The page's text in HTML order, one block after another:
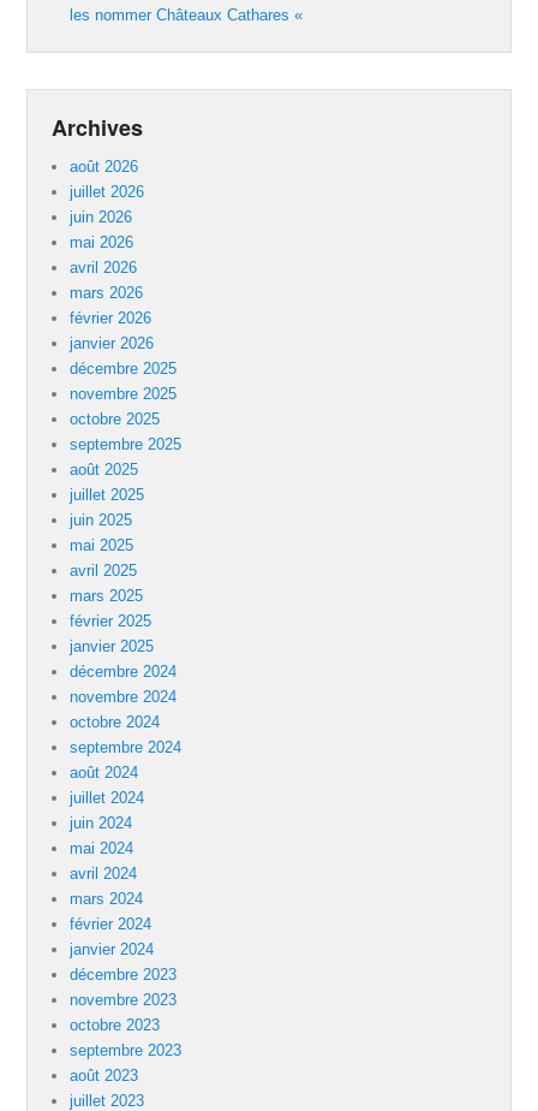
les nommer Châteaux Cathares «
Archives
août 2026
juillet 2026
juin 2026
mai 2026
avril 2026
mars 2026
février 2026
janvier 2026
décembre 2025
novembre 2025
octobre 2025
septembre 2025
août 2025
juillet 2025
juin 2025
mai 2025
avril 2025
mars 2025
février 2025
janvier 2025
décembre 2024
novembre 2024
octobre 2024
septembre 2024
août 2024
juillet 2024
juin 2024
mai 2024
avril 2024
mars 2024
février 2024
janvier 2024
décembre 2023
novembre 2023
octobre 2023
septembre 2023
août 2023
juillet 2023